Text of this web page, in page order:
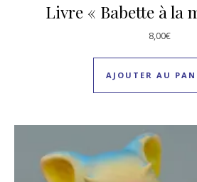
Livre « Babette à la
8,00€
AJOUTER AU